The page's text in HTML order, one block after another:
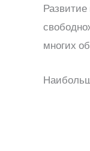
многих